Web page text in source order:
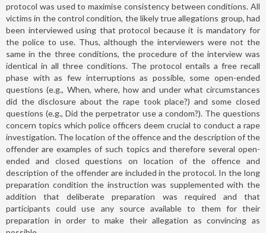
protocol was used to maximise consistency between conditions. All
victims in the control condition, the likely true allegations group, had
been interviewed using that protocol because it is mandatory for
the police to use. Thus, although the interviewers were not the
same in the three conditions, the procedure of the interview was
identical in all three conditions. The protocol entails a free recall
phase with as few interruptions as possible, some open-ended
questions (e.g., When, where, how and under what circumstances
did the disclosure about the rape took place?) and some closed
questions (e.g., Did the perpetrator use a condom?). The questions
concern topics which police officers deem crucial to conduct a rape
investigation. The location of the offence and the description of the
offender are examples of such topics and therefore several open-
ended and closed questions on location of the offence and
description of the offender are included in the protocol. In the long
preparation condition the instruction was supplemented with the
addition that deliberate preparation was required and that
participants could use any source available to them for their
preparation in order to make their allegation as convincing as